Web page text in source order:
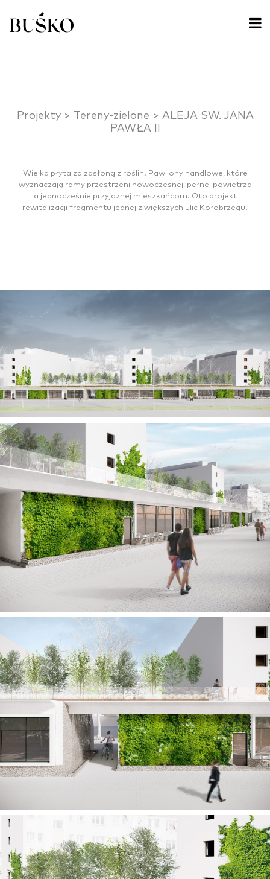
Projekty > Tereny-zielone > ALEJA ŚW. JANA
PAWŁA II
Wielka płyta za zasłoną z roślin. Pawilony handlowe, które
wyznaczają ramy przestrzeni nowoczesnej, pełnej powietrza
a jednocześnie przyjaznej mieszkańcom. Oto projekt
rewitalizacji fragmentu jednej z większych ulic Kołobrzegu.